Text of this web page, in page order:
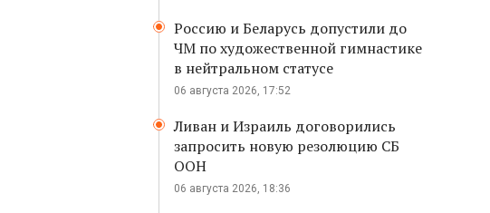
Россию и Беларусь допустили до
ЧМ по художественной гимнастике
в нейтральном статусе
06 августа 2026, 17:52
Ливан и Израиль договорились
запросить новую резолюцию СБ
ООН
06 августа 2026, 18:36